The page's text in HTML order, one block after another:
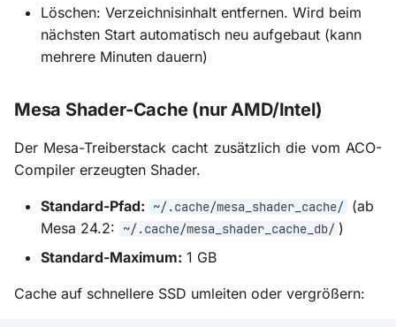
Löschen: Verzeichnisinhalt entfernen. Wird beim
nächsten Start automatisch neu aufgebaut (kann
mehrere Minuten dauern)
Mesa Shader-Cache (nur AMD/Intel)
Der Mesa-Treiberstack cacht zusätzlich die vom ACO-
Compiler erzeugten Shader.
Standard-Pfad: ~/.cache/mesa_shader_cache/ (ab
Mesa 24.2:
~/.cache/mesa_shader_cache_db/ )
Standard-Maximum: 1 GB
Cache auf schnellere SSD umleiten oder vergrößern: